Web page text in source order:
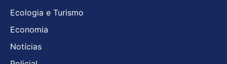
Ecologia e Turismo
Economia
Notícias